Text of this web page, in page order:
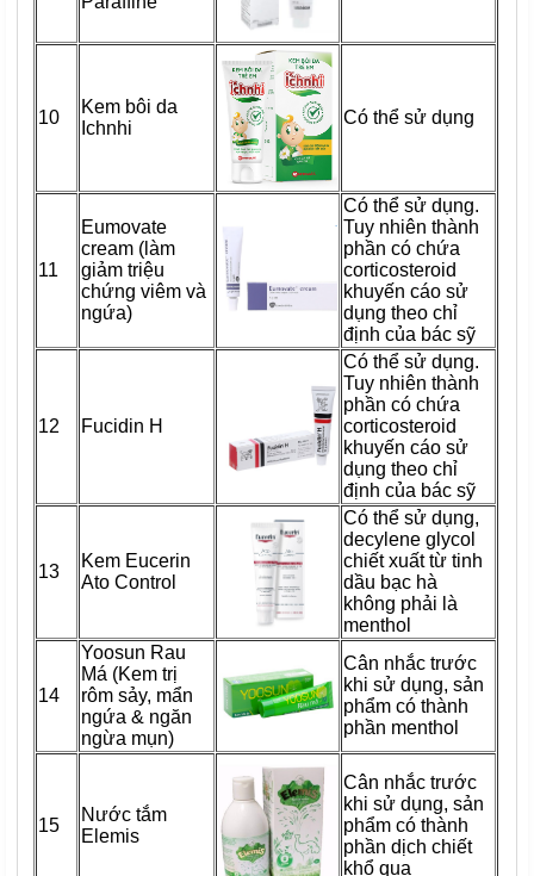
10
Kem bôi da
Ichnhi
Có thể sử dụng
11
Eumovate
cream (làm
giảm triệu
chứng viêm và
ngứa)
Có thể sử dụng.
Tuy nhiên thành
phần có chứa
corticosteroid
khuyến cáo sử
dụng theo chỉ
định của bác sỹ
12 Fucidin H
Có thể sử dụng.
Tuy nhiên thành
phần có chứa
corticosteroid
khuyến cáo sử
dụng theo chỉ
định của bác sỹ
13
Kem Eucerin
Ato Control
Có thể sử dụng,
decylene glycol
chiết xuất từ tinh
dầu bạc hà
không phải là
menthol
14
Yoosun Rau
Má (Kem trị
rôm sảy, mẩn
ngứa & ngăn
ngừa mụn)
Cân nhắc trước
khi sử dụng, sản
phẩm có thành
phần menthol
15
Nước tắm
Elemis
Cân nhắc trước
khi sử dụng, sản
phẩm có thành
phần dịch chiết
khổ qua